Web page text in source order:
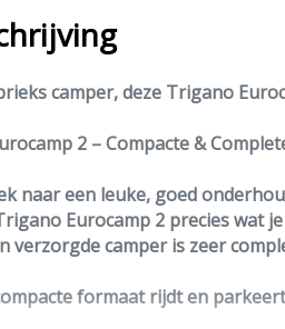
camper, deze Trigano
2 – Compacte &
naar een leuke, goed
Eurocamp 2 precies wat
verzorgde camper is zeer
formaat rijdt en